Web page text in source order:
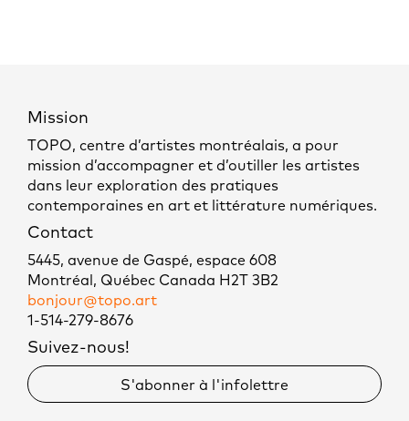
Mission
TOPO, centre d’artistes montréalais, a pour
mission d’accompagner et d’outiller les artistes
dans leur exploration des pratiques
contemporaines en art et littérature numériques.
Contact
5445, avenue de Gaspé, espace 608
Montréal, Québec Canada H2T 3B2
bonjour@topo.art
1-514-279-8676
Suivez-nous!
S'abonner à l'infolettre